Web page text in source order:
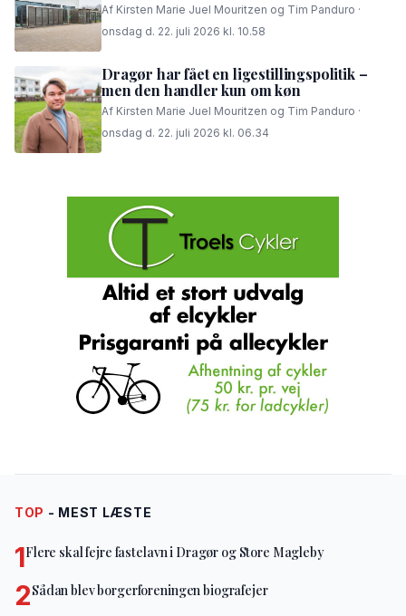
Af Kirsten Marie Juel Mouritzen og Tim Panduro ·
onsdag d. 22. juli 2026 kl. 10.58
Dragør har fået en ligestillingspolitik –
men den handler kun om køn
Af Kirsten Marie Juel Mouritzen og Tim Panduro ·
onsdag d. 22. juli 2026 kl. 06.34
TOP - MEST LÆSTE
1Flere skal fejre fastelavn i Dragør og Store Magleby
2Sådan blev borgerforeningen biografejer